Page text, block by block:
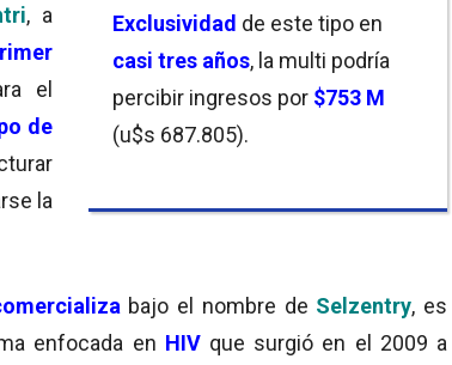
Exclusividad de este tipo en
casi tres años, la multi podría
percibir ingresos por $753 M
(u$s 687.805).
, a
el
de
la
bajo el nombre de Selzentry, es
enfocada en HIVque surgió en el 2009 a